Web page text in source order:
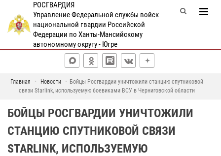
РОСГВАРДИЯ
Управление Федеральной службы войск
национальной гвардии Российской
Федерации по Ханты-Мансийскому
автономному округу - Югре
Главная Новости
Бойцы Росгвардии уничтожили станцию спутниковой
связи Starlink, используемую боевиками ВСУ в Черниговской области
БОЙЦЫ РОСГВАРДИИ УНИЧТОЖИЛИ
СТАНЦИЮ СПУТНИКОВОЙ СВЯЗИ
STARLINK, ИСПОЛЬЗУЕМУЮ